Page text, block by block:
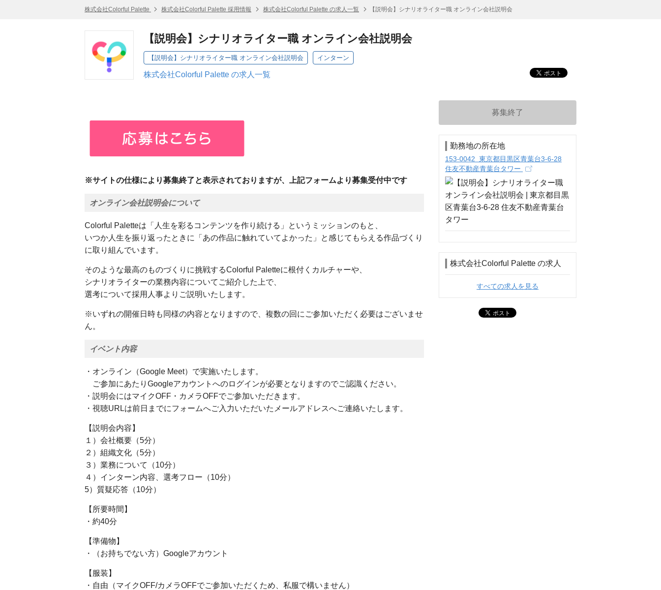
株式会社Colorful Palette 株式会社Colorful Palette 採用情報 株式会社Colorful Palette の求人一覧 【説明会】シナリオライター職 オンライン会社説明会
【説明会】シナリオライター職 オンライン会社説明会
【説明会】シナリオライター職 オンライン会社説明会 インターン
株式会社Colorful Palette の求人一覧
※サイトの仕様により募集終了と表示されておりますが、上記フォームより募集受付中です
オンライン会社説明会について
Colorful Paletteは「人生を彩るコンテンツを作り続ける」というミッションのもと、
いつか人生を振り返ったときに「あの作品に触れていてよかった」と感じてもらえる作品づくり
に取り組んでいます。
そのような最高のものづくりに挑戦するColorful Paletteに根付くカルチャーや、
シナリオライターの業務内容についてご紹介した上で、
選考について採用人事よりご説明いたします。
※いずれの開催日時も同様の内容となりますので、複数の回にご参加いただく必要はございませ
ん。
イベント内容
・オンライン（Google Meet）で実施いたします。
ご参加にあたりGoogleアカウントへのログインが必要となりますのでご認識ください。
・説明会にはマイクOFF・カメラOFFでご参加いただきます。
・視聴URLは前日までにフォームへご入力いただいたメールアドレスへご連絡いたします。
【説明会内容】
１）会社概要（5分）
２）組織文化（5分）
３）業務について（10分）
４）インターン内容、選考フロー（10分）
5）質疑応答（10分）
【所要時間】
・約40分
【準備物】
・（お持ちでない方）Googleアカウント
【服装】
・自由（マイクOFF/カメラOFFでご参加いただくため、私服で構いません）
募集終了
勤務地の所在地
153-0042 東京都目黒区青葉台3-6-28
住友不動産青葉台タワー
株式会社Colorful Palette の求人
すべての求人を見る